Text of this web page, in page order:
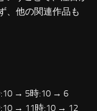
、他の関連作品も
→ 5時:10 → 6
→ 11時:10 → 12